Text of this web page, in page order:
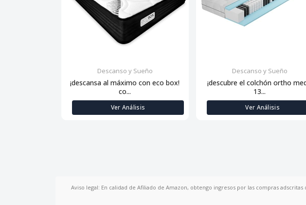
Descanso y Sueño
¡descansa al máximo con eco box!
co...
Ver Análisis
Descanso y Sueño
¡descubre el colchón ortho
13...
Ver Análisis
Aviso legal: En calidad de Afiliado de Amazon, obtengo ingresos por las compras